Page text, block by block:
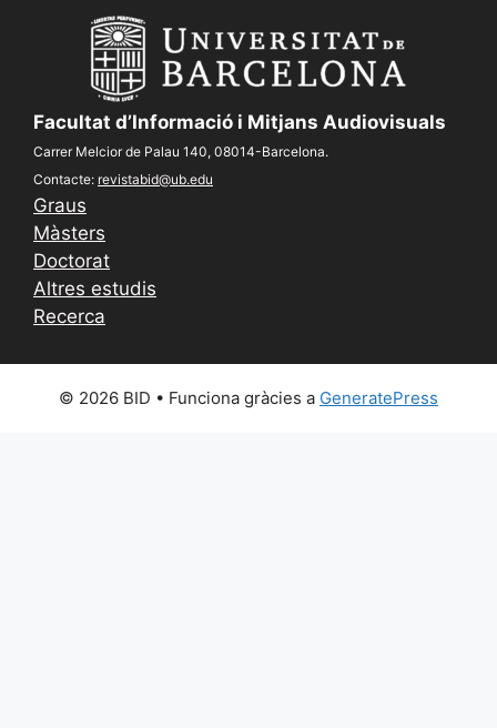
Facultat d’Informació i Mitjans Audiovisuals
Carrer Melcior de Palau 140, 08014-Barcelona.
Contacte: revistabid@ub.edu
Graus
Màsters
Doctorat
Altres estudis
Recerca
© 2026 BID • Funciona gràcies a GeneratePress